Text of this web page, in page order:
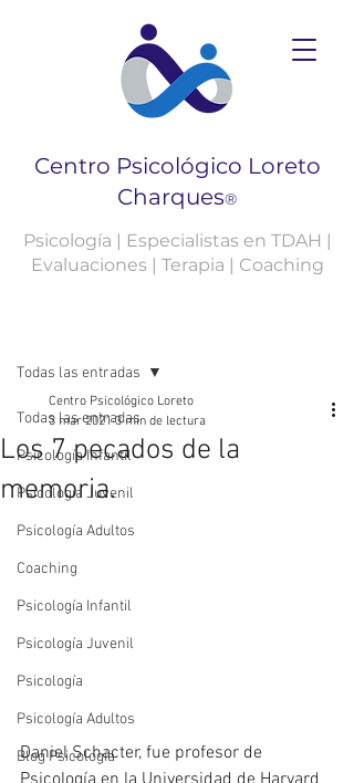
Centro Psicológico Loreto
Charques®
Psicología | Especialistas en TDAH |
Evaluaciones | Terapia | Coaching
Todas las entradas
Psicología Infantil
Psicología Juvenil
Psicología Adultos
Coaching
Psicología Infantil
Psicología Juvenil
Psicología
Psicología Adultos
Blog Psicología
Todas las entradas
Los 7 pecados de la
memoria.
Centro Psicológico Loreto
3 mar 2021 3 min de lectura
Daniel Schacter, fue profesor de